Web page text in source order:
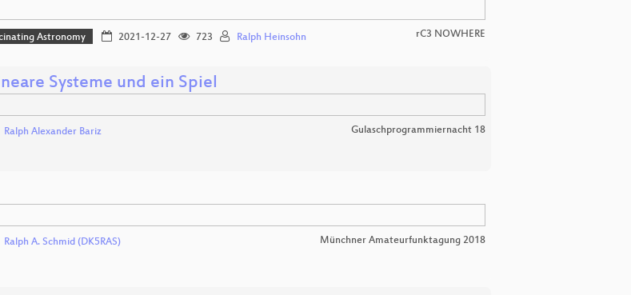
Astronomy 2021-12-27 723 Ralph Heinsohn rC3 NOWHERE
Systeme und ein Spiel
Ralph Alexander Bariz Gulaschprogrammiernacht 18
Ralph A. Schmid (DK5RAS) Münchner Amateurfunktagung 2018